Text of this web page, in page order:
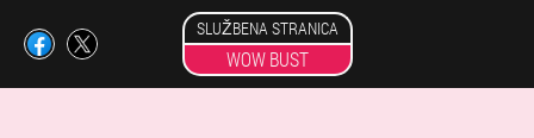
SLUŽBENA STRANICA
WOW BUST